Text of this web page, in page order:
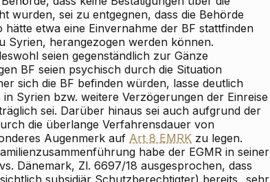
wurden, sei zu entgegnen, dass die Behörde
etwa eine Einvernahme der BF stattfinden
Syrien, herangezogen werden können.
seien gegenständlich zur Gänze
BF seien psychisch durch die Situation
sich die BF befinden würden, lasse deutlich
Syrien bzw. weitere Verzögerungen der Einreise
sei. Darüber hinaus sei auch aufgrund der
die überlange Verfahrensdauer von
Augenmerk auf Art 8 EMRK zu legen.
habe der EGMR in seiner
Dänemark, Zl. 6697/18 ausgesprochen, dass
subsidiär Schutzberechtigter) bereits „sehr